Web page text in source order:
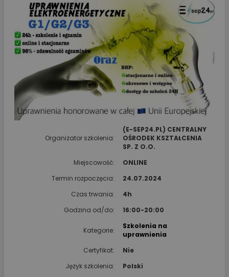
Organizator szkolenia:
(E-SEP24.PL) CENTRALNY
OŚRODEK KSZTAŁCENIA
SP. Z O.O.
Miejscowość:
ONLINE
Termin rozpoczęcia:
24.07.2024
Czas trwania:
4h
Godzina od/do:
16:00-20:00
Kategorie:
Szkolenia na
uprawnienia
Certyfikat:
Nie
Język szkolenia:
Polski